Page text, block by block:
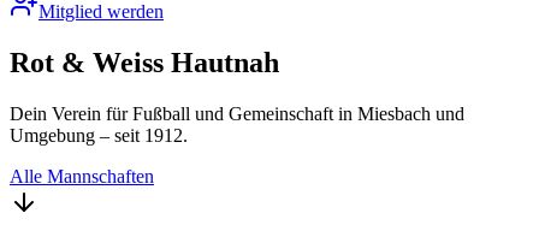
Mitglied werden
Rot & Weiss Hautnah
Dein Verein für Fußball und Gemeinschaft in Miesbach und
Umgebung – seit 1912.
Alle Mannschaften